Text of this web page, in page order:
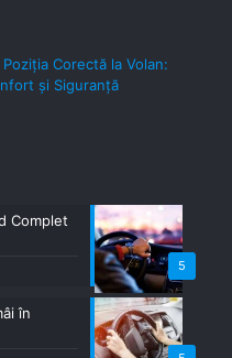
Poziția Corectă la Volan:
și Siguranță
5
Complet
în